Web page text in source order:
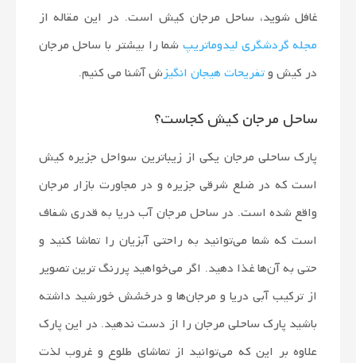
غافل شوید، ساحل مرجان کیش است. در این مقاله از
مجله گردشگری لیدوماتریپ شما را بیشتر با ساحل مرجان
در کیش وتفریحات هیجان انگیزش آشنا می کنیم.
ساحل مرجان کیش کجاست؟
پارک ساحلی مرجان یکی از زیباترین سواحل جزیره کیش
است که در ضلع شرقی جزیره و در مجاورت بازار مرجان
واقع شده است. در ساحل مرجان آب دریا به قدری شفاف
است که شما می­‌توانید به راحتی آبزیان را تماشا کنید و
حتی به آن­‌ها غذا دهید. اگر می­‌خواهید پررنگ ترین تصویر
از ترکیب آبی دریا و مرجان­‌ها و درخشش خورشید داشته
باشید پارک ساحلی مرجان را از دست ندهید. در این پارک
علاوه بر این که می­‌توانید از تماشای طلوع و غروب لذت